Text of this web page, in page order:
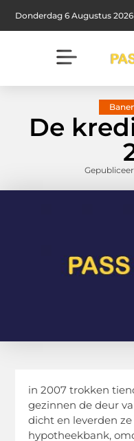
Donderdag 6 Augustus 2026
De
in 2007 trokken
gezinnen de deur
dicht en leverden
hypotheekbank,